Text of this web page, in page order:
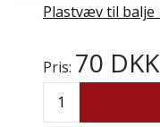
Plastvæv til balje
Pris: 70 DKK